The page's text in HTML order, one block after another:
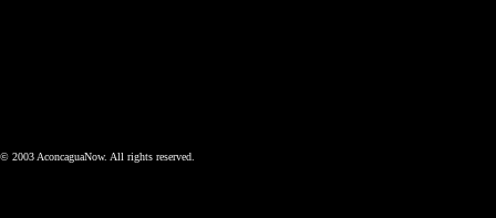
© 2003 AconcaguaNow. All rights reserved.